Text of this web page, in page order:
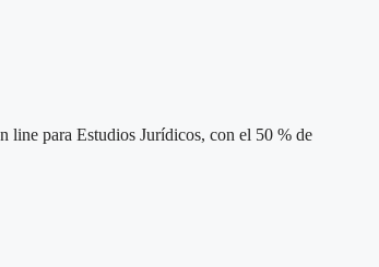
line para Estudios Jurídicos, con el 50 % de